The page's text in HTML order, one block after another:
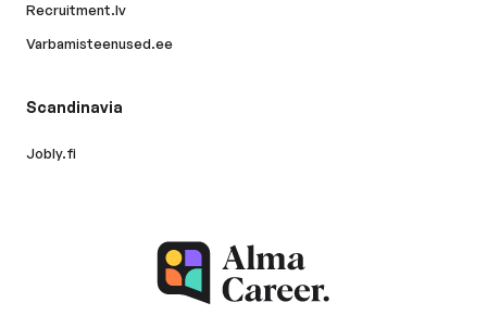
Recruitment.lv
Varbamisteenused.ee
Scandinavia
Jobly.fi